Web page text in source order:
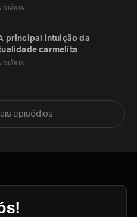
DIÁRIA
DIÁRIA
principal intuição da
carmelita
episódios